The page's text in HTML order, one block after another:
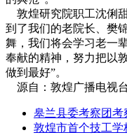
敦煌研究院职工沈俐
到了我们的老院长、樊
舞，我们将会学习老一
奉献的精神，努力把以
做到最好”。
源自：敦煌广播电视
皋兰县委考察团
敦煌市首个技工学